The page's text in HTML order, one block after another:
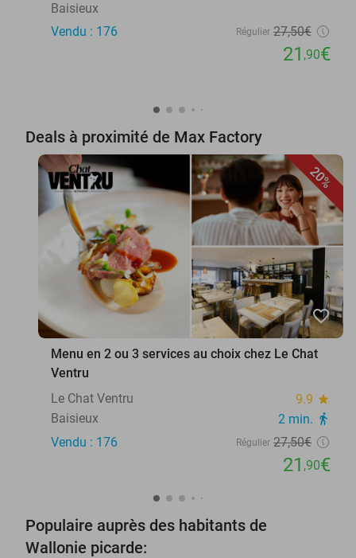
Baisieux
Vendu : 176
Régulier 27,50€
21 ,90€
Deals à proximité de Max Factory
20%
favorite_border
Menu en 2 ou 3 services au choix chez Le Chat
Ventru
Le Chat Ventru
9.9 star
Baisieux 2 min. directions_walk
Vendu : 176 Régulier 27,50€
21 ,90€
Populaire auprès des habitants de
Wallonie picarde: